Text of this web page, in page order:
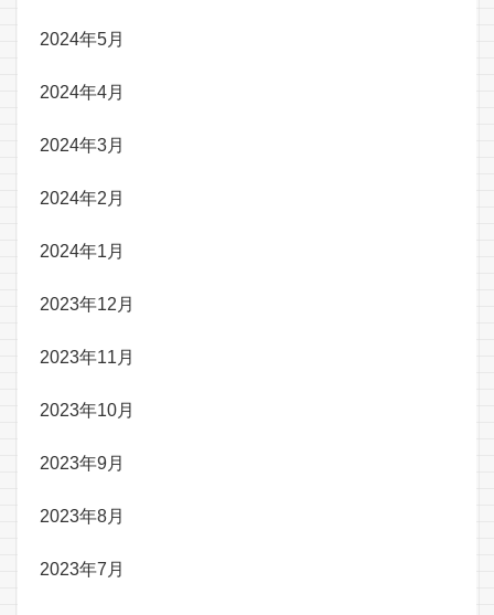
2024年5月
2024年4月
2024年3月
2024年2月
2024年1月
2023年12月
2023年11月
2023年10月
2023年9月
2023年8月
2023年7月